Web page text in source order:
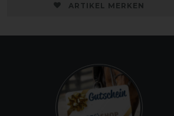
ARTIKEL MERKEN